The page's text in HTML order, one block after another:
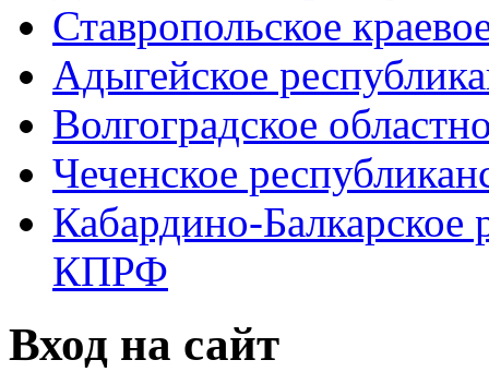
Ставропольское
Адыгейское
Волгоградское
Чеченское
Кабардино-Балкарское
КПРФ
Вход на сайт